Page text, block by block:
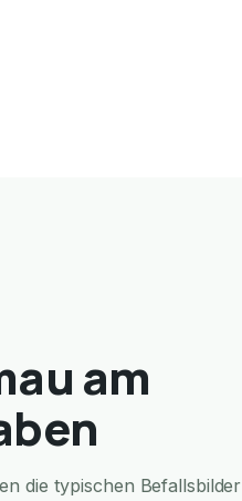
am
die typischen Befallsbilder